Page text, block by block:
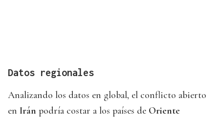
Datos regionales
Analizando los datos en global, el conflicto abierto
en Irán podría costar a los países de Oriente